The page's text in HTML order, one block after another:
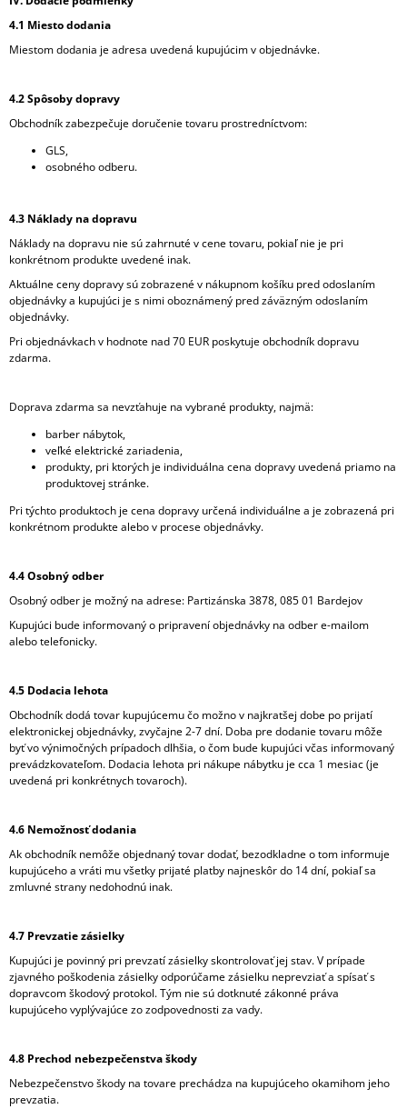
4.1 Miesto dodania
Miestom dodania je adresa uvedená kupujúcim v objednávke.
4.2 Spôsoby dopravy
Obchodník zabezpečuje doručenie tovaru prostredníctvom:
GLS,
osobného odberu.
4.3 Náklady na dopravu
Náklady na dopravu nie sú zahrnuté v cene tovaru, pokiaľ nie je pri
konkrétnom produkte uvedené inak.
Aktuálne ceny dopravy sú zobrazené v nákupnom košíku pred odoslaním
objednávky a kupujúci je s nimi oboznámený pred záväzným odoslaním
objednávky.
Pri objednávkach v hodnote nad 70 EUR poskytuje obchodník dopravu
zdarma.
Doprava zdarma sa nevzťahuje na vybrané produkty, najmä:
barber nábytok,
veľké elektrické zariadenia,
produkty, pri ktorých je individuálna cena dopravy uvedená priamo na
produktovej stránke.
Pri týchto produktoch je cena dopravy určená individuálne a je zobrazená pri
konkrétnom produkte alebo v procese objednávky.
4.4 Osobný odber
Osobný odber je možný na adrese: Partizánska 3878, 085 01 Bardejov
Kupujúci bude informovaný o pripravení objednávky na odber e-mailom
alebo telefonicky.
4.5 Dodacia lehota
Obchodník dodá tovar kupujúcemu čo možno v najkratšej dobe po prijatí
elektronickej objednávky, zvyčajne 2-7 dní. Doba pre dodanie tovaru môže
byť vo výnimočných prípadoch dlhšia, o čom bude kupujúci včas informovaný
prevádzkovateľom. Dodacia lehota pri nákupe nábytku je cca 1 mesiac (je
uvedená pri konkrétnych tovaroch).
4.6 Nemožnosť dodania
Ak obchodník nemôže objednaný tovar dodať, bezodkladne o tom informuje
kupujúceho a vráti mu všetky prijaté platby najneskôr do 14 dní, pokiaľ sa
zmluvné strany nedohodnú inak.
4.7 Prevzatie zásielky
Kupujúci je povinný pri prevzatí zásielky skontrolovať jej stav. V prípade
zjavného poškodenia zásielky odporúčame zásielku neprevziať a spísať s
dopravcom škodový protokol. Tým nie sú dotknuté zákonné práva
kupujúceho vyplývajúce zo zodpovednosti za vady.
4.8 Prechod nebezpečenstva škody
Nebezpečenstvo škody na tovare prechádza na kupujúceho okamihom jeho
prevzatia.